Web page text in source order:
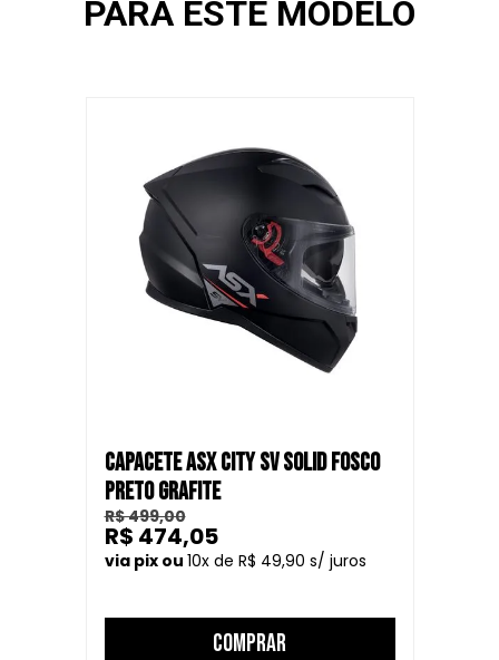
PARA ESTE MODELO
CAPACETE ASX CITY SV SOLID FOSCO
PRETO GRAFITE
R$ 499,00
10
R$ 49,90
R$ 474,05
COMPRAR